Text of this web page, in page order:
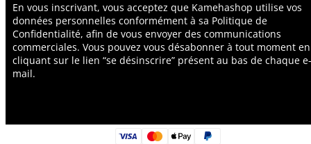
En vous inscrivant, vous acceptez que Kamehashop utilise vos
données personnelles conformément à sa Politique de
Confidentialité, afin de vous envoyer des communications
commerciales. Vous pouvez vous désabonner à tout moment en
cliquant sur le lien “se désinscrire” présent au bas de chaque e-
mail.